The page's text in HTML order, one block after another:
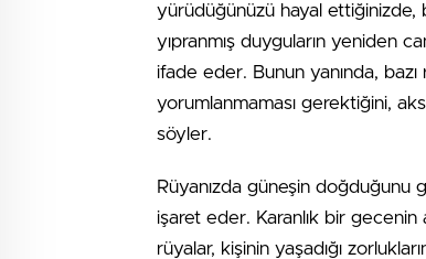
yürüdüğünüzü hayal ettiğinizde,
yıpranmış duyguların yeniden
ifade eder. Bunun yanında,
yorumlanmaması gerektiğini,
söyler.
Rüyanızda güneşin doğduğunu
işaret eder. Karanlık bir
rüyalar, kişinin yaşadığı